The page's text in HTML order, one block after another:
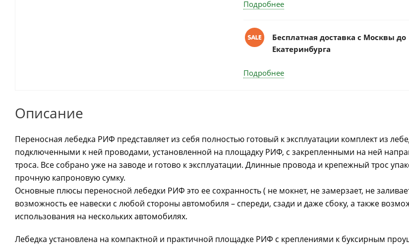
Подробнее
Бесплатная доставка c Москвы до
Екатеринбурга
Подробнее
Описание
Переносная лебедка РИФ представляет из себя полностью готовый к эксплуатации комплект из
подключенными к ней проводами, установленной на площадку РИФ, с закрепленными на ней
троса. Все собрано уже на заводе и готово к эксплуатации. Длинные провода и крепежный трос
прочную капроновую сумку.
Основные плюсы переносной лебедки РИФ это ее сохранность ( не мокнет, не замерзает, не
возможность ее навески с любой стороны автомобиля – спереди, сзади и даже сбоку, а также
использования на нескольких автомобилях.
Лебедка установлена на компактной и практичной площадке РИФ с креплениями к буксирным